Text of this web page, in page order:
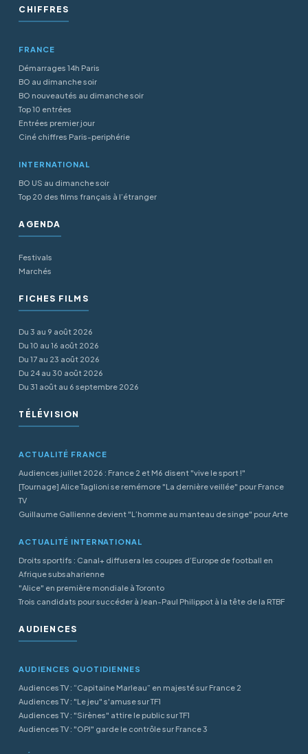
CHIFFRES
FRANCE
Démarrages 14h Paris
BO au dimanche soir
BO nouveautés au dimanche soir
Top 10 entrées
Entrées premier jour
Ciné chiffres Paris-periphérie
INTERNATIONAL
BO US au dimanche soir
Top 20 des films français à l’étranger
AGENDA
Festivals
Marchés
FICHES FILMS
Du 3 au 9 août 2026
Du 10 au 16 août 2026
Du 17 au 23 août 2026
Du 24 au 30 août 2026
Du 31 août au 6 septembre 2026
TÉLÉVISION
ACTUALITÉ FRANCE
Audiences juillet 2026 : France 2 et M6 disent "vive le sport !"
[Tournage] Alice Taglioni se remémore "La dernière veillée" pour France
TV
Guillaume Gallienne devient "L’homme au manteau de singe" pour Arte
ACTUALITÉ INTERNATIONAL
Droits sportifs : Canal+ diffusera les coupes d’Europe de football en
Afrique subsaharienne
"Alice" en première mondiale à Toronto
Trois candidats pour succéder à Jean-Paul Philippot à la tête de la RTBF
AUDIENCES
AUDIENCES QUOTIDIENNES
Audiences TV : “Capitaine Marleau” en majesté sur France 2
Audiences TV : "Le jeu" s'amuse sur TF1
Audiences TV : "Sirènes" attire le public sur TF1
Audiences TV : "OPJ" garde le contrôle sur France 3